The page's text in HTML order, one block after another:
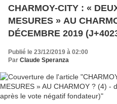
CHARMOY-CITY : «
MESURES » AU CHARMOY ?
DÉCEMBRE 2019 (J+4023 après le vote négatif
Publié le 23/12/2019 à 02:00
Par Claude Speranza